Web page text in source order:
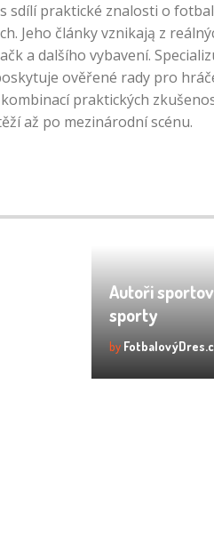
sdílí praktické znalosti o
Jeho články vznikają z
a dalšího vybavení.
ověřené rady pro
praktických
až po mezinárodní scénu.
Autoři
sporty
by